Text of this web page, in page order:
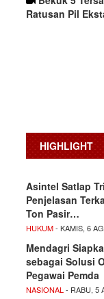
Ratusan Pil
HIGHLIGHT
Asintel Satlap
Penjelasan
Ton Pasir…
HUKUM- KAMIS, 6
Mendagri
sebagai Solusi
Pegawai Pemda
NASIONAL - RABU, 5